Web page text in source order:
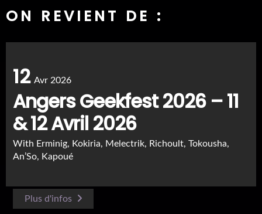
ON REVIENT DE :
12 Avr 2026
Angers Geekfest 2026 – 11
& 12 Avril 2026
With Erminig, Kokiria, Melectrik, Richoult, Tokousha,
An’So, Kapoué
Plus d'infos